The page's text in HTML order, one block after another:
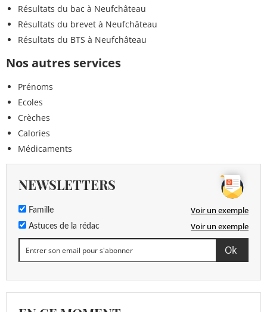
Résultats du bac à Neufchâteau
Résultats du brevet à Neufchâteau
Résultats du BTS à Neufchâteau
Nos autres services
Prénoms
Ecoles
Crèches
Calories
Médicaments
NEWSLETTERS
Famille Voir un exemple
Astuces de la rédac Voir un exemple